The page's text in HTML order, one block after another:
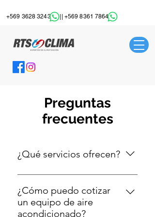
+569 3628 3243|| +569 8361 7864
Preguntas
frecuentes
¿Qué servicios ofrecen?
Rts clima realiza instalación,
mantención y reparación de
equipos de aire acondicionado
para hogares y empresas.
¿Cómo puedo cotizar
un equipo de aire
acondicionado?